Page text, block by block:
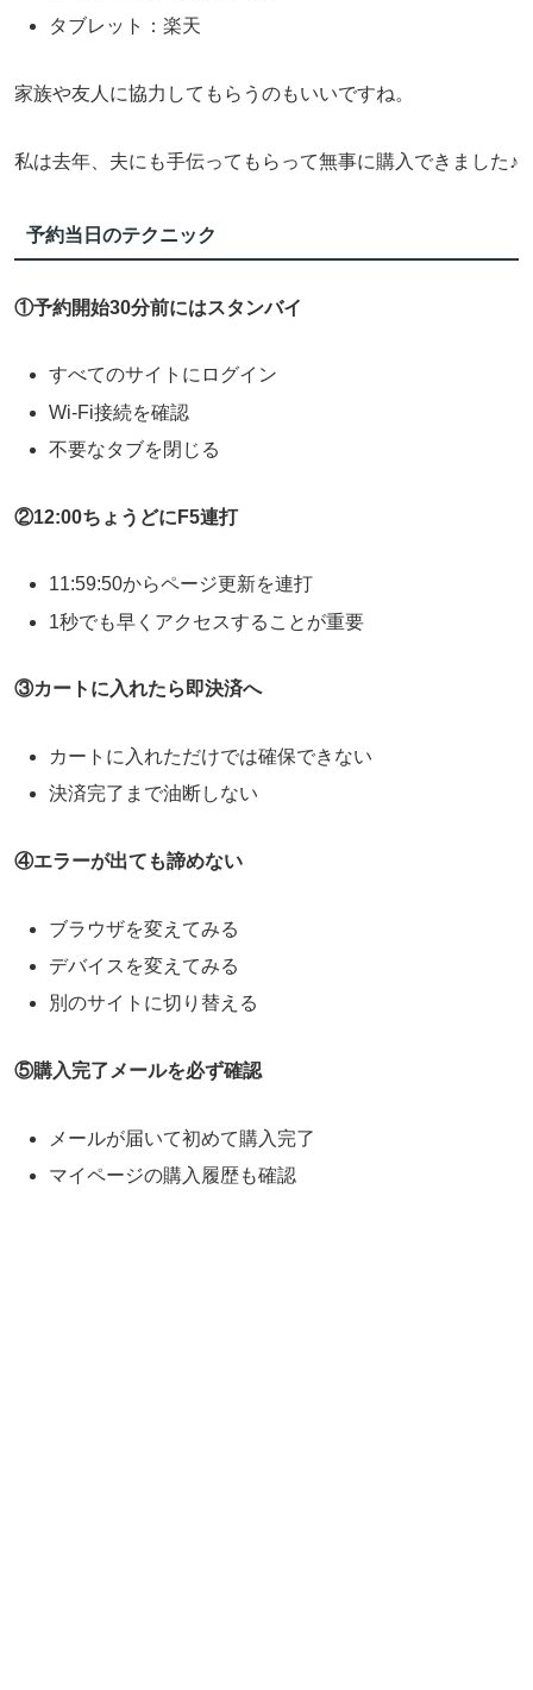
タブレット：楽天
家族や友人に協力してもらうのもいいですね。
私は去年、夫にも手伝ってもらって無事に購入できました♪
予約当日のテクニック
①予約開始30分前にはスタンバイ
すべてのサイトにログイン
Wi-Fi接続を確認
不要なタブを閉じる
②12:00ちょうどにF5連打
11:59:50からページ更新を連打
1秒でも早くアクセスすることが重要
③カートに入れたら即決済へ
カートに入れただけでは確保できない
決済完了まで油断しない
④エラーが出ても諦めない
ブラウザを変えてみる
デバイスを変えてみる
別のサイトに切り替える
⑤購入完了メールを必ず確認
メールが届いて初めて購入完了
マイページの購入履歴も確認